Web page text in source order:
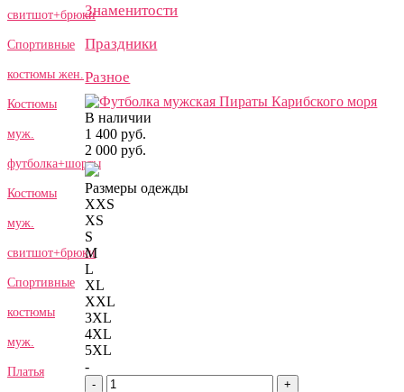
свитшот+брюки
Спортивные
костюмы жен.
Костюмы
муж.
футболка+шорты
Костюмы
муж.
свитшот+брюки
Спортивные
костюмы
муж.
Платья
Знаменитости
Праздники
Разное
В наличии
1 400 руб.
2 000 руб.
Размеры одежды
XXS
XS
S
M
L
XL
XXL
3XL
4XL
5XL
-
- +